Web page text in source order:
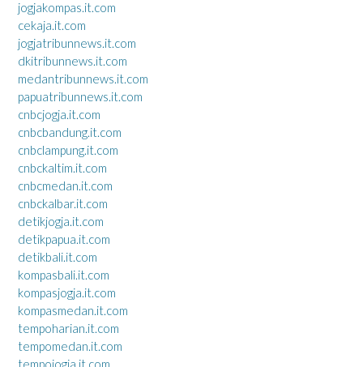
jogjakompas.it.com
cekaja.it.com
jogjatribunnews.it.com
dkitribunnews.it.com
medantribunnews.it.com
papuatribunnews.it.com
cnbcjogja.it.com
cnbcbandung.it.com
cnbclampung.it.com
cnbckaltim.it.com
cnbcmedan.it.com
cnbckalbar.it.com
detikjogja.it.com
detikpapua.it.com
detikbali.it.com
kompasbali.it.com
kompasjogja.it.com
kompasmedan.it.com
tempoharian.it.com
tempomedan.it.com
tempojogja.it.com